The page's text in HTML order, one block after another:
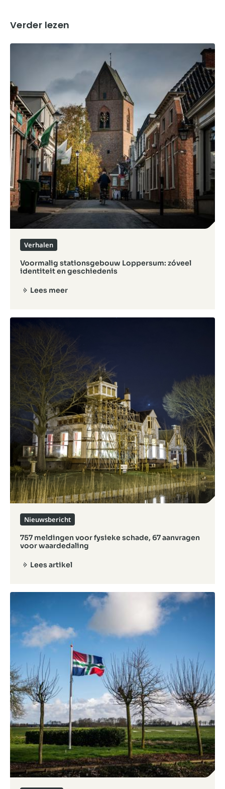
Verder lezen
Voormalig stationsgebouw Loppersum: zóveel
identiteit en geschiedenis
Verhalen
Lees meer
757 meldingen voor fysieke schade, 67 aanvragen
voor waardedaling
Nieuwsbericht
Lees artikel